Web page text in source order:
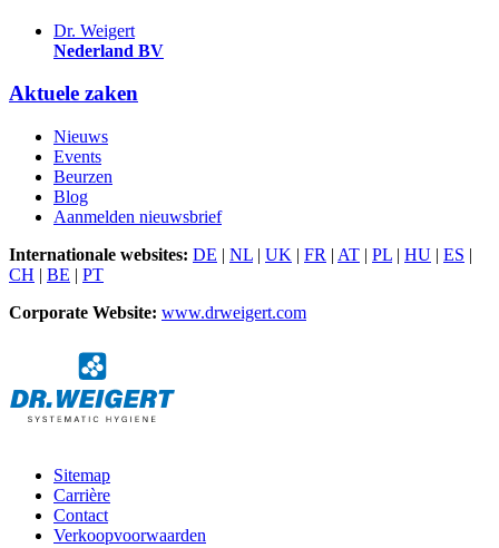
Dr. Weigert
Nederland BV
Aktuele zaken
Nieuws
Events
Beurzen
Blog
Aanmelden nieuwsbrief
Internationale websites: DE | NL | UK | FR | AT | PL | HU | ES |
CH | BE | PT
Corporate Website: www.drweigert.com
Sitemap
Carrière
Contact
Verkoopvoorwaarden